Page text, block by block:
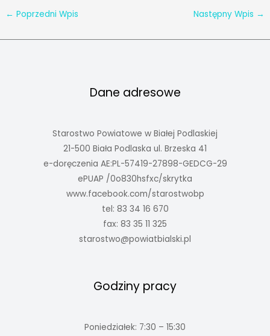
← Poprzedni Wpis Następny Wpis →
Dane adresowe
Starostwo Powiatowe w Białej Podlaskiej
21-500 Biała Podlaska ul. Brzeska 41
e-doręczenia AE:PL-57419-27898-GEDCG-29
ePUAP /0o830hsfxc/skrytka
www.facebook.com/starostwobp
tel: 83 34 16 670
fax: 83 35 11 325
starostwo@powiatbialski.pl
Godziny pracy
Poniedziałek: 7:30 – 15:30